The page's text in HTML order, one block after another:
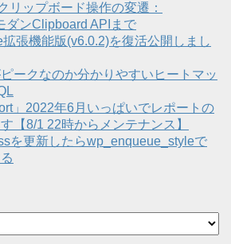
リップボード操作の変遷：
ダンClipboard APIまで
張機能版(v6.0.2)を復活公開しまし
ークなのか分かりやすいヒートマッ
」2022年6月いっぱいでレポートの
【8/1 22時からメンテナンス】
を更新したらwp_enqueue_styleで